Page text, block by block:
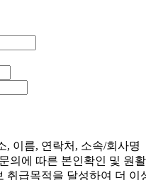
, 이름, 연락처, 소속/회사명
의에 따른 본인확인 및 원
취급목적을 달성하여 더